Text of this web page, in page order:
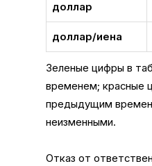
доллар
доллар/иена
Зеленые цифры в
временем; красные
предыдущим
неизменными.
Отказ от